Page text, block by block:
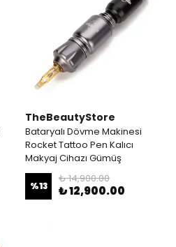
TheBeautyStore
Bataryalı Dövme Makinesi
Rocket Tattoo Pen Kalıcı
Makyaj Cihazı Gümüş
%13
₺ 14,900.00
₺ 12,900.00